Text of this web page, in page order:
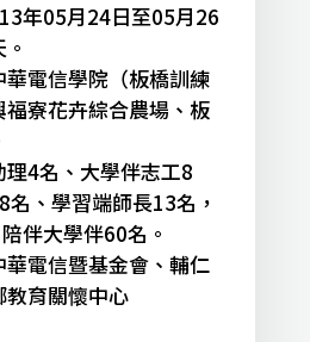
年05月24日至05月26
華電信學院（板橋訓練
寮花卉綜合農場、板
理4名、大學伴志工8
、學習端師長13名，
伴大學伴60名。
華電信暨基金會、輔仁
育關懷中心